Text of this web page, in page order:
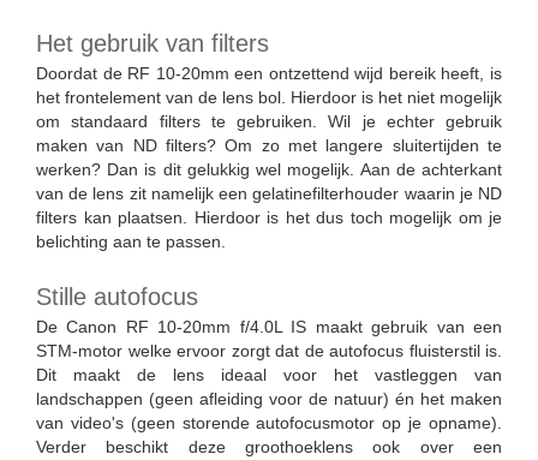
Het gebruik van filters
Doordat de RF 10-20mm een ontzettend wijd bereik heeft, is
het frontelement van de lens bol. Hierdoor is het niet mogelijk
om standaard filters te gebruiken. Wil je echter gebruik
maken van ND filters? Om zo met langere sluitertijden te
werken? Dan is dit gelukkig wel mogelijk. Aan de achterkant
van de lens zit namelijk een gelatinefilterhouder waarin je ND
filters kan plaatsen. Hierdoor is het dus toch mogelijk om je
belichting aan te passen.
Stille autofocus
De Canon RF 10-20mm f/4.0L IS maakt gebruik van een
STM-motor welke ervoor zorgt dat de autofocus fluisterstil is.
Dit maakt de lens ideaal voor het vastleggen van
landschappen (geen afleiding voor de natuur) én het maken
van video's (geen storende autofocusmotor op je opname).
Verder beschikt deze groothoeklens ook over een